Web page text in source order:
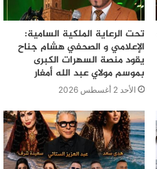
تحت الرعاية الملكية السامية:
الإعلامي و الصحفي هشام جناح
يقود منصة السهرات الكبرى
بموسم مولاي عبد الله أمغار
الأحد 2 أغسطس 2026